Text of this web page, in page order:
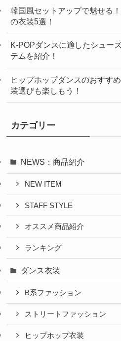
韓国風セットアップで魅せる
の衣装5選！
K-POPダンスに適したシュー
テムを紹介！
ヒップホップダンスのおすす
装選びも楽しもう！
カテゴリー
NEWS：商品紹介
NEW ITEM
STAFF STYLE
オススメ商品紹介
ランキング
ダンス衣装
B系ファッション
ストリートファッション
ヒップホップ衣装